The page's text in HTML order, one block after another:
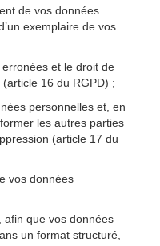
de vos données
exemplaire de vos
et le droit de
16 du RGPD) ;
personnelles et, en
les autres parties
(article 17 du
vos données
afin que vos données
un format structuré,